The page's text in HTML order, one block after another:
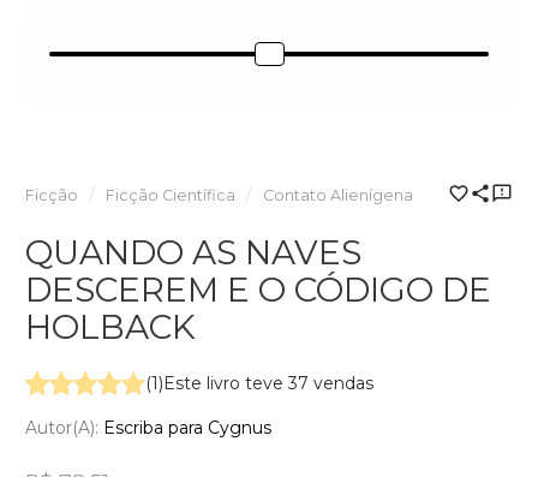
Ficção Ficção Científica Contato Alienígena
QUANDO AS NAVES
DESCEREM E O CÓDIGO DE
HOLBACK
(1)Este livro teve 37 vendas
Autor(a): Escriba para Cygnus